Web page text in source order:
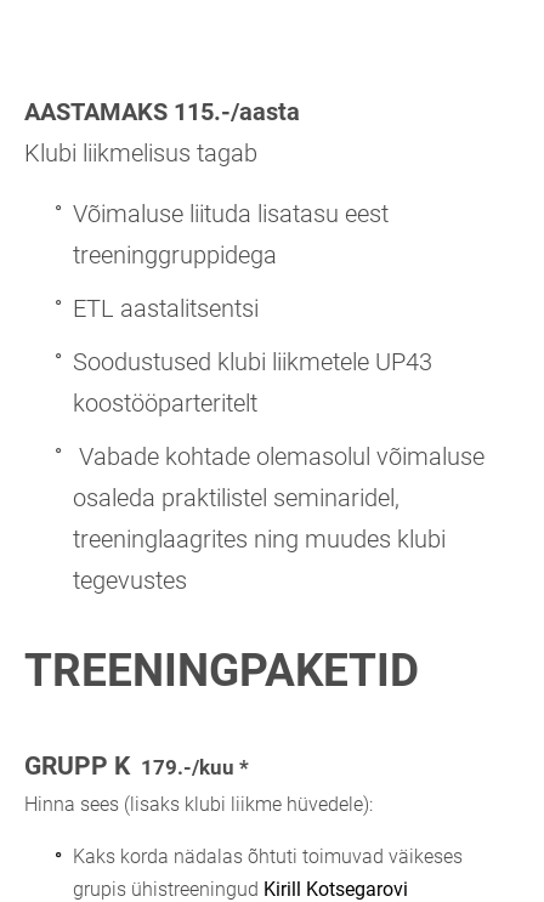
AASTAMAKS 115.-/aasta
Klubi liikmelisus tagab
Võimaluse liituda lisatasu eest
treeninggruppidega
ETL aastalitsentsi
Soodustused klubi liikmetele UP43
koostööparteritelt
Vabade kohtade olemasolul võimaluse
osaleda praktilistel seminaridel,
treeninglaagrites ning muudes klubi
tegevustes
TREENINGPAKETID
GRUPP K 179.-/kuu *
Hinna sees (lisaks klubi liikme hüvedele):
Kaks korda nädalas õhtuti toimuvad väikeses
grupis ühistreeningud Kirill Kotsegarovi